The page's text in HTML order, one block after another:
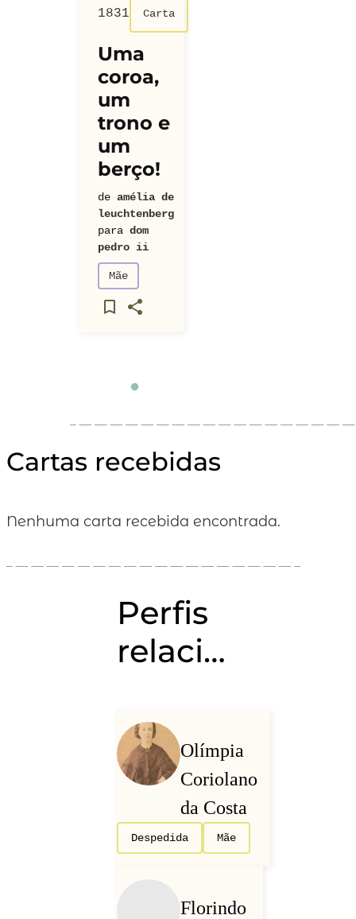
1831 Carta
Uma
coroa,
um
trono e
um
berço!
de amélia de
leuchtenberg
para dom
pedro ii
Mãe
Cartas recebidas
Nenhuma carta recebida encontrada.
Perfis
relacionados
Olímpia
Coriolano
da Costa
Despedida Mãe
Florindo